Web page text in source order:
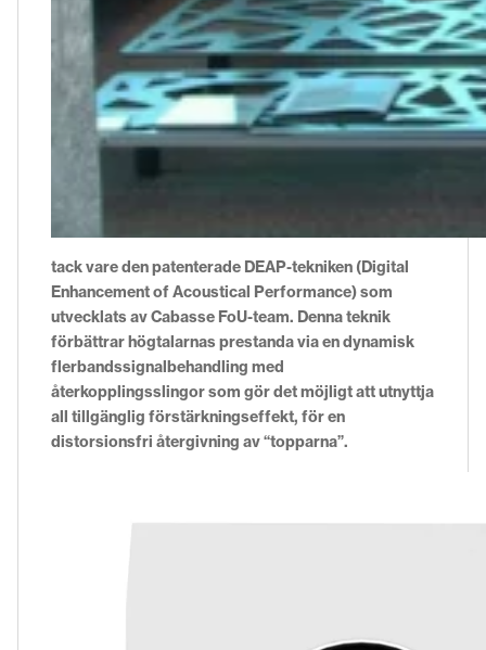
tack vare den patenterade DEAP-tekniken (Digital
Enhancement of Acoustical Performance) som
utvecklats av Cabasse FoU-team. Denna teknik
förbättrar högtalarnas prestanda via en dynamisk
flerbandssignalbehandling med
återkopplingsslingor som gör det möjligt att utnyttja
all tillgänglig förstärkningseffekt, för en
distorsionsfri återgivning av “topparna”.